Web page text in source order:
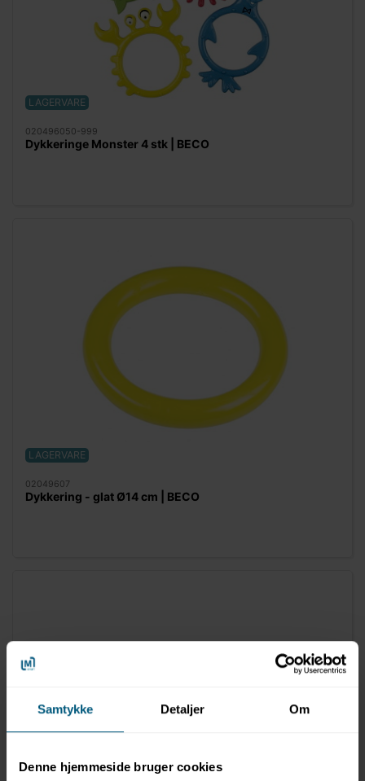
Samtykke Detaljer Om
Denne hjemmeside bruger cookies
LAGERVARE
020496050-999
Dykkeringe Monster 4 stk | BECO
LAGERVARE
02049607
Dykkering - glat Ø14 cm | BECO